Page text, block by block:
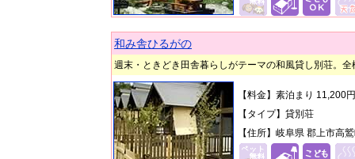
和み舎ひるがの
週末・ときどき田舎暮らしがテーマの和風貸し別荘。
【料金】素泊まり 11,200
【タイプ】貸別荘
【住所】岐阜県 郡上市高